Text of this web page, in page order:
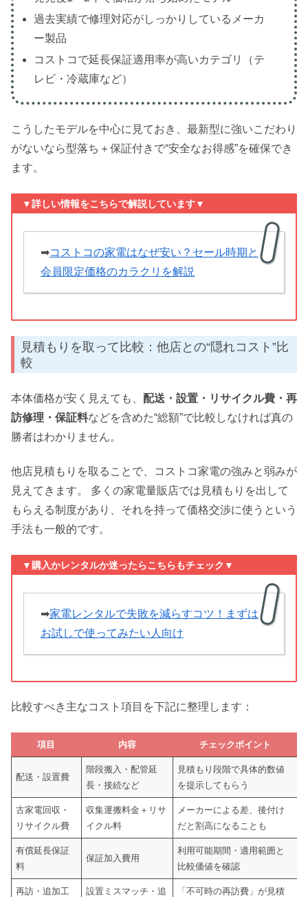
過去実績で修理対応がしっかりしているメーカ
ー製品
コストコで延長保証適用率が高いカテゴリ（テ
レビ・冷蔵庫など）
こうしたモデルを中心に見ておき、最新型に強いこだわり
がないなら型落ち＋保証付きで“安全なお得感”を確保でき
ます。
▼詳しい情報をこちらで解説しています▼
➡コストコの家電はなぜ安い？セール時期と
会員限定価格のカラクリを解説
見積もりを取って比較：他店との“隠れコスト”比
較
本体価格が安く見えても、 配送・設置・リサイクル費・再
訪修理・保証料などを含めた“総額”で比較しなければ真の
勝者はわかりません。
他店見積もりを取ることで、コストコ家電の強みと弱みが
見えてきます。 多くの家電量販店では見積もりを出して
もらえる制度があり、それを持って価格交渉に使うという
手法も一般的です。
▼購入かレンタルか迷ったらこちらもチェック▼
➡家電レンタルで失敗を減らすコツ！まずは
お試しで使ってみたい人向け
比較すべき主なコスト項目を下記に整理します：
項目 内容 チェックポイント
配送・設置費
階段搬入・配管延
長・接続など
見積もり段階で具体的数値
を提示してもらう
古家電回収・
リサイクル費
収集運搬料金＋リサ
イクル料
メーカーによる差、後付け
だと割高になることも
有償延長保証
料
保証加入費用
利用可能期間・適用範囲と
比較価値を確認
再訪・追加工
設置ミスマッチ・追
「不可時の再訪費」が見積